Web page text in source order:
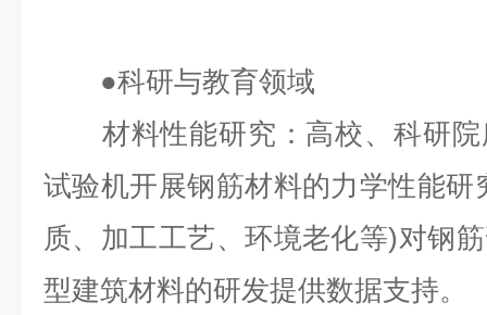
●科研与教育领域
材料性能研究：高校、科研院
试验机开展钢筋材料的力学性能
质、加工工艺、环境老化等)对钢
型建筑材料的研发提供数据支持。